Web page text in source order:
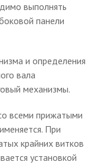
выполнять
панели
и определения
вала
механизмы.
всеми прижатыми
При
крайних витков
установкой